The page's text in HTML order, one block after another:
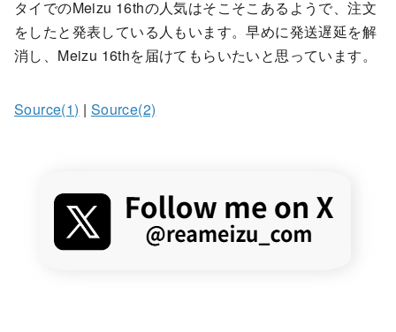
タイでのMeizu 16thの人気はそこそこあるようで、注文
をしたと発表している人もいます。早めに発送遅延を解
消し、Meizu 16thを届けてもらいたいと思っています。
Source(1) | Source(2)